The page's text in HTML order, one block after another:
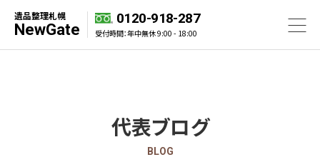
遺品整理札幌
NewGate
0120-918-287
受付時間：年中無休 9:00 - 18:00
代表ブログ
BLOG